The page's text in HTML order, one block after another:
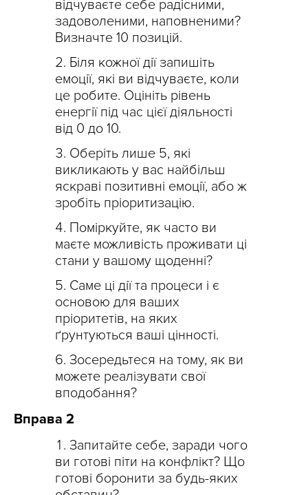
відчуваєте себе радісними,
задоволеними, наповненими?
Визначте 10 позицій.
Біля кожної дії запишіть
емоції, які ви відчуваєте, коли
це робите. Оцініть рівень
енергії під час цієї діяльності
від 0 до 10.
Оберіть лише 5, які
викликають у вас найбільш
яскраві позитивні емоції, або ж
зробіть пріоритизацію.
Поміркуйте, як часто ви
маєте можливість проживати ці
стани у вашому щоденні?
Саме ці дії та процеси і є
основою для ваших
пріоритетів, на яких
ґрунтуються ваші цінності.
Зосередьтеся на тому, як ви
можете реалізувати свої
вподобання?
Вправа 2
Запитайте себе, заради чого
ви готові піти на конфлікт? Що
готові боронити за будь-яких